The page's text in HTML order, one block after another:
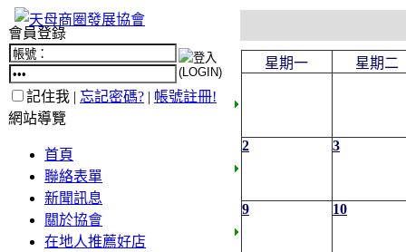
會員登錄
記住我 | 忘記密碼? | 帳號註冊!
網站導覽
首頁
聯絡表單
新聞訊息
關於協會
在地人推薦好店
星期一 星期二
2 3
9 10